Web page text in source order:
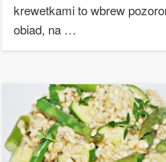
krewetkami to wbrew
obiad, na …